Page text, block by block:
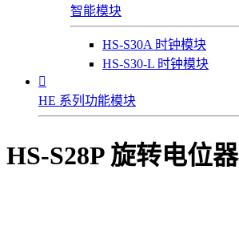
智能模块
HS-S30A 时钟模块
HS-S30-L 时钟模块

HE 系列功能模块
HS-S28P 旋转电位器